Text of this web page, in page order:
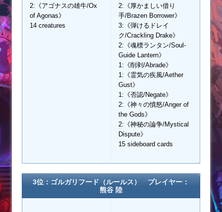
2:《アゴナスの雄牛/Ox
of Agonas》
14 creatures
2:《厚かましい借り
手/Brazen Borrower》
3:《弾けるドレイ
ク/Crackling Drake》
2:《魂標ランタン/Soul-
Guide Lantern》
1:《削剥/Abrade》
1:《霊気の疾風/Aether
Gust》
1:《否認/Negate》
2:《神々の憤怒/Anger of
the Gods》
2:《神秘の論争/Mystical
Dispute》
15 sideboard cards
3位：ゴルガリフード（ルールス） プレイヤー：
熊谷 陸